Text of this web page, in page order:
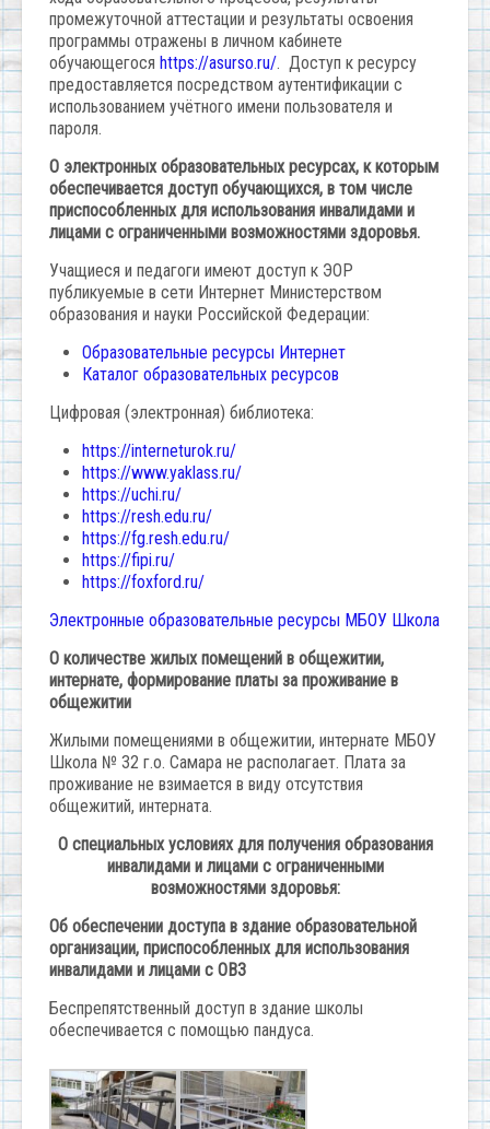
промежуточной аттестации и результаты освоения
программы отражены в личном кабинете
обучающегося https://asurso.ru/. Доступ к ресурсу
предоставляется посредством аутентификации с
использованием учётного имени пользователя и
пароля.
О электронных образовательных ресурсах, к которым
обеспечивается доступ обучающихся, в том числе
приспособленных для использования инвалидами и
лицами с ограниченными возможностями здоровья.
Учащиеся и педагоги имеют доступ к ЭОР
публикуемые в сети Интернет Министерством
образования и науки Российской Федерации:
Образовательные ресурсы Интернет
Каталог образовательных ресурсов
Цифровая (электронная) библиотека:
https://interneturok.ru/
https://www.yaklass.ru/
https://uchi.ru/
https://resh.edu.ru/
https://fg.resh.edu.ru/
https://fipi.ru/
https://foxford.ru/
Электронные образовательные ресурсы МБОУ Школа
О количестве жилых помещений в общежитии,
интернате, формирование платы за проживание в
общежитии
Жилыми помещениями в общежитии, интернате МБОУ
Школа № 32 г.о. Самара не располагает. Плата за
проживание не взимается в виду отсутствия
общежитий, интерната.
О специальных условиях для получения образования
инвалидами и лицами с ограниченными
возможностями здоровья:
Об обеспечении доступа в здание образовательной
организации, приспособленных для использования
инвалидами и лицами с ОВЗ
Беспрепятственный доступ в здание школы
обеспечивается с помощью пандуса.